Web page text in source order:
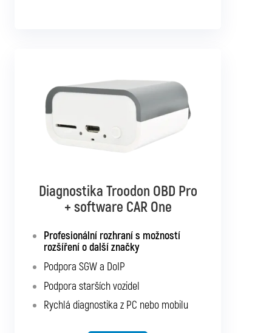
Diagnostika Troodon OBD Pro
+ software CAR One
Profesionální rozhraní s možností
rozšíření o další značky
Podpora SGW a DoIP
Podpora starších vozidel
Rychlá diagnostika z PC nebo mobilu
Diagnostika Troodon OBD Pro
+ software CAR Multibrand
Rozhraní s podporou pro všechna
osobní a užitková vozidla
Podpora SGW a DoIP
Podpora starších vozidel
Rychlá diagnostika z PC nebo mobilu